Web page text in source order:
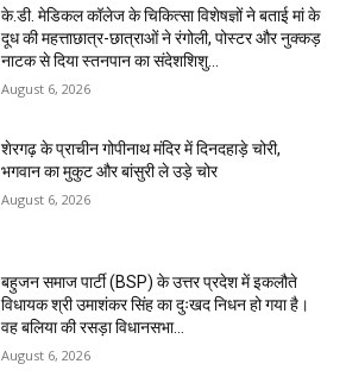
के.डी. मेडिकल कॉलेज के चिकित्सा विशेषज्ञों ने बताई मां के
दूध की महत्ताछात्र-छात्राओं ने रंगोली, पोस्टर और नुक्कड़
नाटक से दिया स्तनपान का संदेशशिशु...
August 6, 2026
शेरगढ़ के प्राचीन गोपीनाथ मंदिर में दिनदहाड़े चोरी,
भगवान का मुकुट और बांसुरी ले उड़े चोर
August 6, 2026
बहुजन समाज पार्टी (BSP) के उत्तर प्रदेश में इकलौते
विधायक श्री उमाशंकर सिंह का दुःखद निधन हो गया है।
वह बलिया की रसड़ा विधानसभा...
August 6, 2026